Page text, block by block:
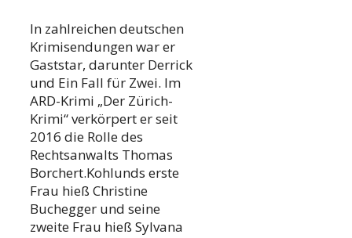
In zahlreichen deutschen
Krimisendungen war er
Gaststar, darunter Derrick
und Ein Fall für Zwei. Im
ARD-Krimi „Der Zürich-
Krimi“ verkörpert er seit
2016 die Rolle des
Rechtsanwalts Thomas
Borchert.Kohlunds erste
Frau hieß Christine
Buchegger und seine
zweite Frau hieß Sylvana